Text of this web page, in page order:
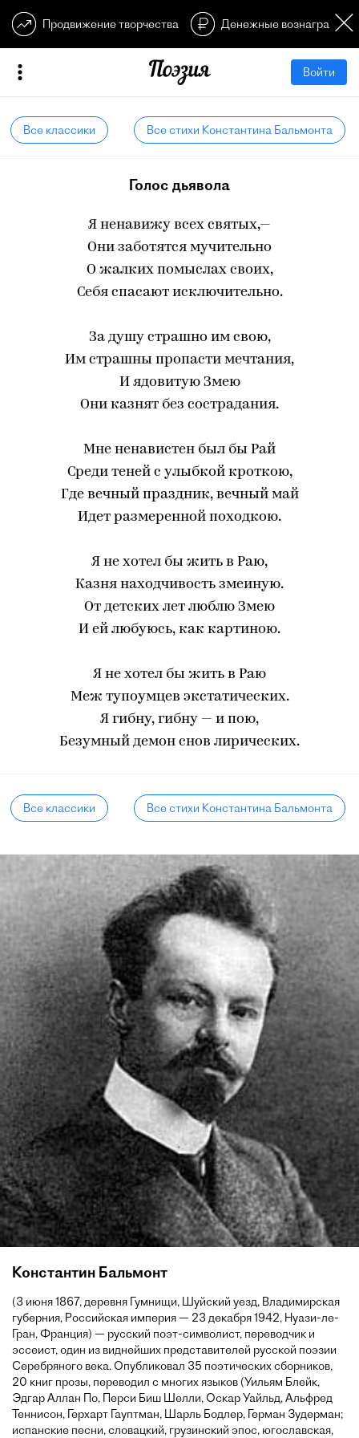
Продвижение творчества Денежные
Войти
Все классики Все стихи Константина Бальмонта
Голос дьявола
Я ненавижу всех святых,—
Они заботятся мучительно
О жалких помыслах своих,
Себя спасают исключительно.
За душу страшно им свою,
Им страшны пропасти мечтания,
И ядовитую Змею
Они казнят без сострадания.
Мне ненавистен был бы Рай
Среди теней с улыбкой кроткою,
Где вечный праздник, вечный май
Идет размеренной походкою.
Я не хотел бы жить в Раю,
Казня находчивость змеиную.
От детских лет люблю Змею
И ей любуюсь, как картиною.
Я не хотел бы жить в Раю
Меж тупоумцев экстатических.
Я гибну, гибну — и пою,
Безумный демон снов лирических.
Все классики Все стихи Константина Бальмонта
Константин Бальмонт
(3 июня 1867, деревня Гумнищи, Шуйский уезд, Владимирская
губерния, Российская империя — 23 декабря 1942, Нуази-ле-
Гран, Франция) — русский поэт-символист, переводчик и
эссеист, один из виднейших представителей русской поэзии
Серебряного века. Опубликовал 35 поэтических сборников,
20 книг прозы, переводил с многих языков (Уильям Блейк,
Эдгар Аллан По, Перси Биш Шелли, Оскар Уайльд, Альфред
Теннисон, Герхарт Гауптман, Шарль Бодлер, Герман Зудерман;
испанские песни, словацкий, грузинский эпос, югославская,